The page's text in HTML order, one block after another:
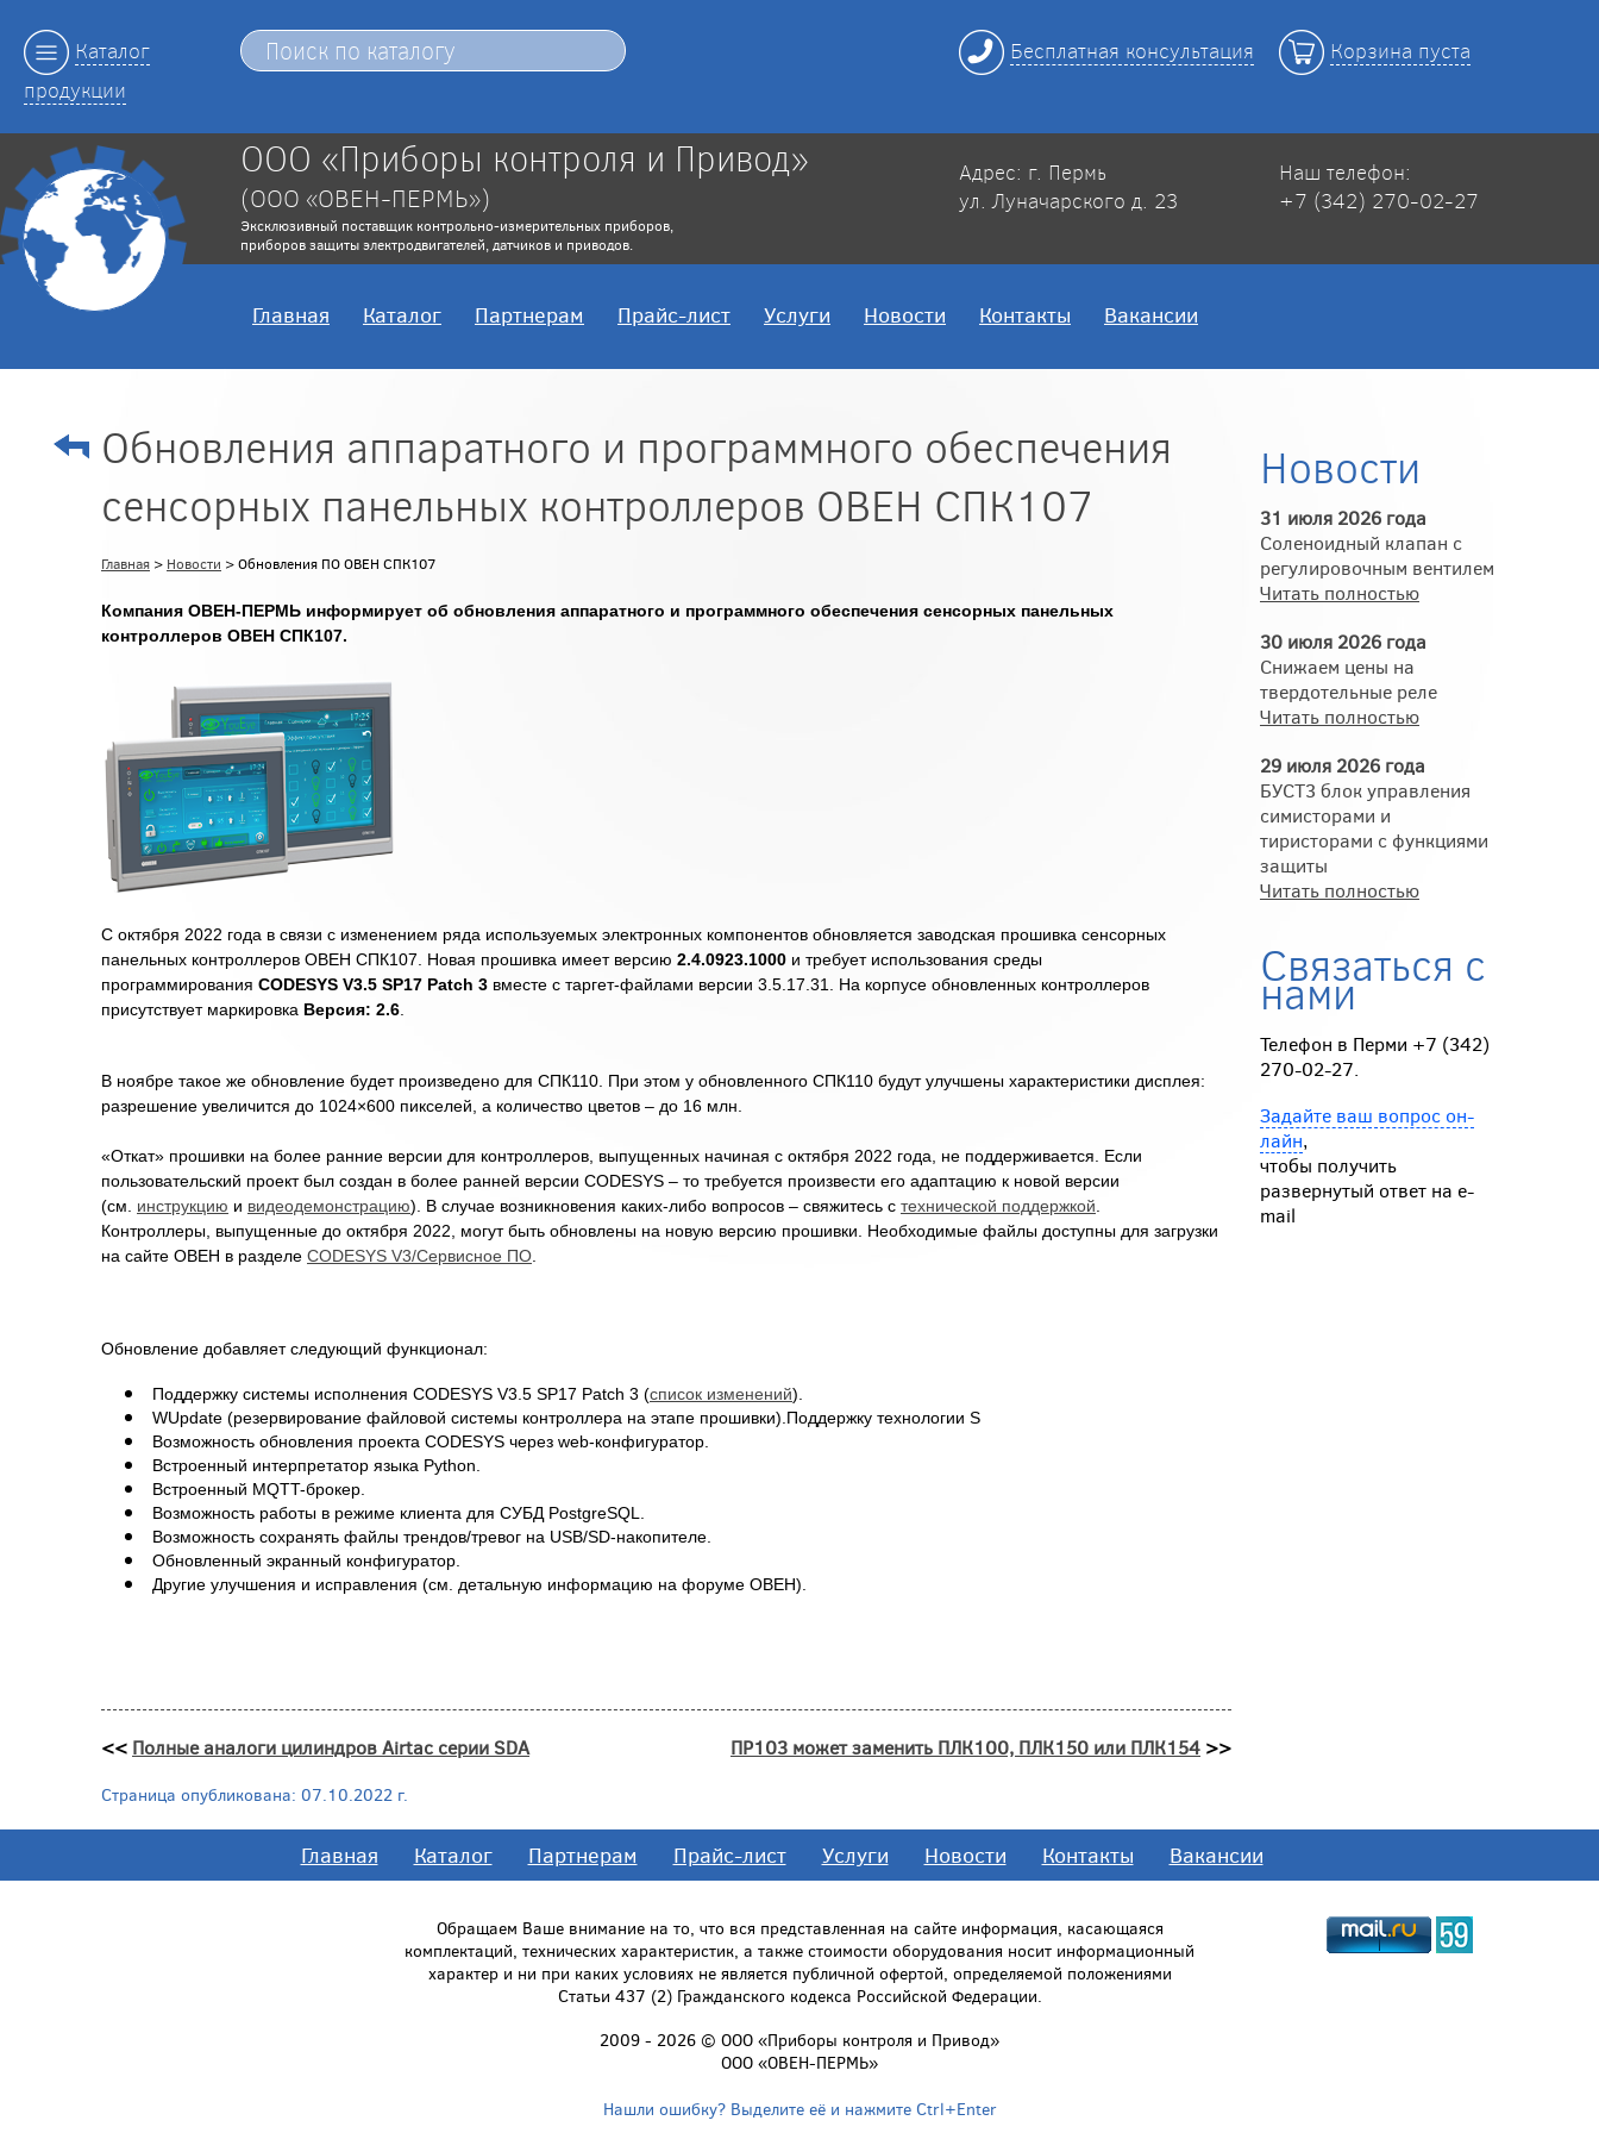
Каталог
продукции
Бесплатная консультация Корзина пуста
ООО «Приборы контроля и Привод»
(ООО «ОВЕН-ПЕРМЬ»)
Эксклюзивный поставщик контрольно-измерительных приборов,
приборов защиты электродвигателей, датчиков и приводов.
Адрес: г. Пермь
ул. Луначарского д. 23
Наш телефон:
+7 (342) 270-02-27
Главная Каталог Партнерам Прайс-лист Услуги Новости Контакты Вакансии
Обновления аппаратного и программного обеспечения
сенсорных панельных контроллеров ОВЕН СПК107
Главная > Новости > Обновления ПО ОВЕН СПК107
Компания ОВЕН-ПЕРМЬ информирует об обновления аппаратного и программного обеспечения сенсорных панельных
контроллеров ОВЕН СПК107.
С октября 2022 года в связи с изменением ряда используемых электронных компонентов обновляется заводская прошивка сенсорных
панельных контроллеров ОВЕН СПК107. Новая прошивка имеет версию 2.4.0923.1000 и требует использования среды
программирования CODESYS V3.5 SP17 Patch 3 вместе с таргет-файлами версии 3.5.17.31. На корпусе обновленных контроллеров
присутствует маркировка Версия: 2.6
В ноябре такое же обновление будет произведено для СПК110. При этом у обновленного СПК110 будут улучшены характеристики дисплея:
разрешение увеличится до 1024×600 пикселей, а количество цветов – до 16 млн.
«Откат» прошивки на более ранние версии для контроллеров, выпущенных начиная с октября 2022 года, не поддерживается. Если
пользовательский проект был создан в более ранней версии CODESYS – то требуется произвести его адаптацию к новой версии
(см. инструкцию и видеодемонстрацию). В случае возникновения каких-либо вопросов – свяжитесь с технической поддержкой
Контроллеры, выпущенные до октября 2022, могут быть обновлены на новую версию прошивки. Необходимые файлы доступны для загрузки
на сайте ОВЕН в разделе CODESYS V3/Сервисное ПО
Обновление добавляет следующий функционал:
Поддержку системы исполнения CODESYS V3.5 SP17 Patch 3 (список изменений).
WUpdate (резервирование файловой системы контроллера на этапе прошивки).Поддержку технологии S
Возможность обновления проекта CODESYS через web-конфигуратор.
Встроенный интерпретатор языка Python.
Встроенный MQTT-брокер.
Возможность работы в режиме клиента для СУБД PostgreSQL.
Возможность сохранять файлы трендов/тревог на USB/SD-накопителе.
Обновленный экранный конфигуратор.
Другие улучшения и исправления (см. детальную информацию на форуме ОВЕН).
<< Полные аналоги цилиндров Airtac серии SDA ПР103 может заменить ПЛК100, ПЛК150 или ПЛК154 >>
Страница опубликована: 07.10.2022 г.
Новости
31 июля 2026 года
Соленоидный клапан с
регулировочным вентилем
Читать полностью
30 июля 2026 года
Снижаем цены на
твердотельные реле
Читать полностью
29 июля 2026 года
БУСТ3 блок управления
симисторами и
тиристорами с функциями
защиты
Читать полностью
Связаться с
нами
Телефон в Перми +7 (342)
270-02-27.
Задайте ваш вопрос он-
лайн,
чтобы получить
развернутый ответ на e-
mail
Главная Каталог Партнерам Прайс-лист Услуги Новости Контакты Вакансии
Обращаем Ваше внимание на то, что вся представленная на сайте информация, касающаяся
комплектаций, технических характеристик, а также стоимости оборудования носит информационный
характер и ни при каких условиях не является публичной офертой, определяемой положениями
Статьи 437 (2) Гражданского кодекса Российской Федерации.
2009 - 2026 © ООО «Приборы контроля и Привод»
ООО «ОВЕН-ПЕРМЬ»
Нашли ошибку? Выделите её и нажмите Ctrl+Enter